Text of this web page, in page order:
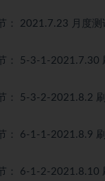
： 2021.7.23 月度测
： 5-3-1-2021.7.30
： 5-3-2-2021.8.2
： 6-1-1-2021.8.9
： 6-1-2-2021.8.10